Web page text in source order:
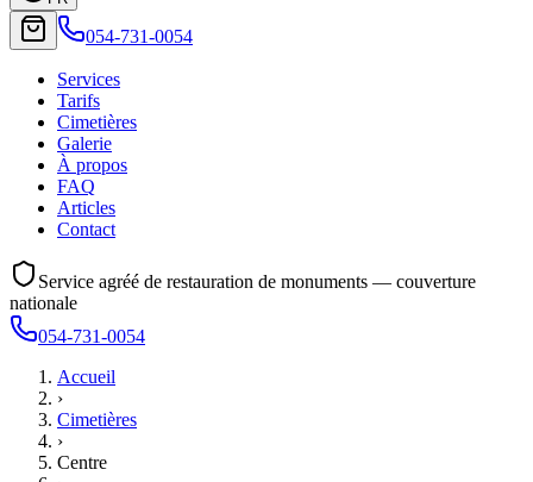
054-731-0054
Services
Tarifs
Cimetières
Galerie
À propos
FAQ
Articles
Contact
Service agréé de restauration de monuments — couverture
nationale
054-731-0054
Accueil
›
Cimetières
›
Centre